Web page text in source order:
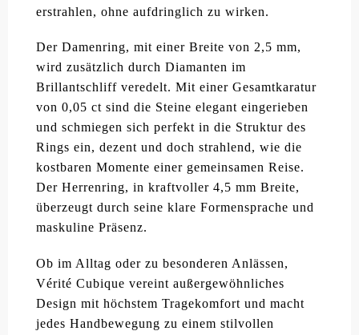
erstrahlen, ohne aufdringlich zu wirken.
Der Damenring, mit einer Breite von 2,5 mm,
wird zusätzlich durch Diamanten im
Brillantschliff veredelt. Mit einer Gesamtkaratur
von 0,05 ct sind die Steine elegant eingerieben
und schmiegen sich perfekt in die Struktur des
Rings ein, dezent und doch strahlend, wie die
kostbaren Momente einer gemeinsamen Reise.
Der Herrenring, in kraftvoller 4,5 mm Breite,
überzeugt durch seine klare Formensprache und
maskuline Präsenz.
Ob im Alltag oder zu besonderen Anlässen,
Vérité Cubique vereint außergewöhnliches
Design mit höchstem Tragekomfort und macht
jedes Handbewegung zu einem stilvollen